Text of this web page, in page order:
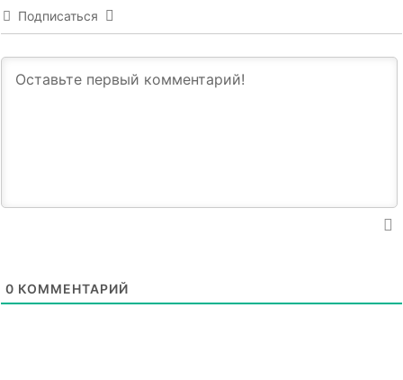
Подписаться
0 КОММЕНТАРИЙ